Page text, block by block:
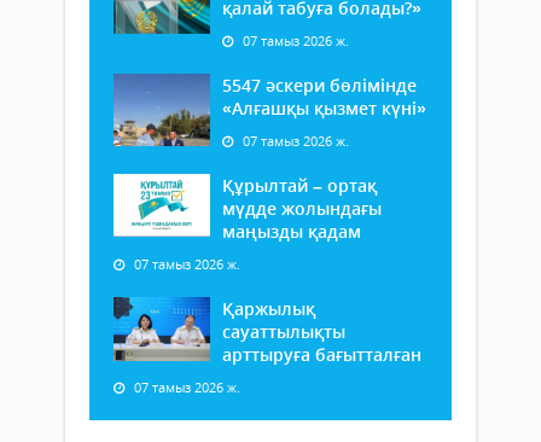
қалай табуға болады?»
07 тамыз 2026 ж.
5547 әскери бөлімінде
«Алғашқы қызмет күні»
07 тамыз 2026 ж.
Құрылтай – ортақ
мүдде жолындағы
маңызды қадам
07 тамыз 2026 ж.
Қаржылық
сауаттылықты
арттыруға бағытталған
07 тамыз 2026 ж.